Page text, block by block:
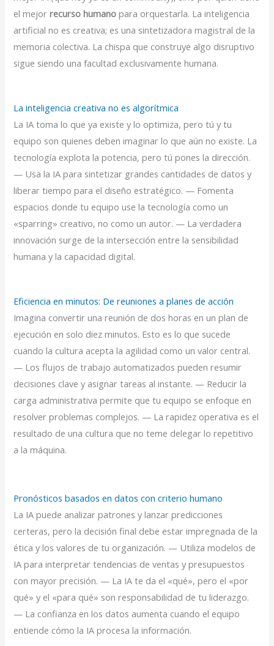
el mejorrecurso humano para orquestarla. La inteligencia
artificial no es creativa; es una sintetizadora magistral de la
memoria colectiva. La chispa que construye algo disruptivo
sigue siendo una facultad exclusivamente humana.
La inteligencia creativa no es algorítmica
La IA toma lo que ya existe y lo optimiza, pero tú y tu
equipo son quienes deben imaginar lo que aún no existe. La
tecnología explota la potencia, pero tú pones la dirección.
— Usa la IA para sintetizar grandes cantidades de datos y
liberar tiempo para el diseño estratégico. — Fomenta
espacios donde tu equipo use la tecnología como un
«sparring» creativo, no como un autor. — La verdadera
innovación surge de la intersección entre la sensibilidad
humana y la capacidad digital.
Eficiencia en minutos: De reuniones a planes de acción
Imagina convertir una reunión de dos horas en un plan de
ejecución en solo diez minutos. Esto es lo que sucede
cuando la cultura acepta la agilidad como un valor central.
— Los flujos de trabajo automatizados pueden resumir
decisiones clave y asignar tareas al instante. — Reducir la
carga administrativa permite que tu equipo se enfoque en
resolver problemas complejos. — La rapidez operativa es el
resultado de una cultura que no teme delegar lo repetitivo
a la máquina.
Pronósticos basados en datos con criterio humano
La IA puede analizar patrones y lanzar predicciones
certeras, pero la decisión final debe estar impregnada de la
ética y los valores de tu organización. — Utiliza modelos de
IA para interpretar tendencias de ventas y presupuestos
con mayor precisión. — La IA te da el «qué», pero el «por
qué» y el «para qué» son responsabilidad de tu liderazgo.
— La confianza en los datos aumenta cuando el equipo
entiende cómo la IA procesa la información.